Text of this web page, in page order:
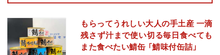
もらってうれしい大人の手土産 一滴
残さず汁まで使い切る毎日食べても
また食べたい鯖缶 「鯖味付缶詰」